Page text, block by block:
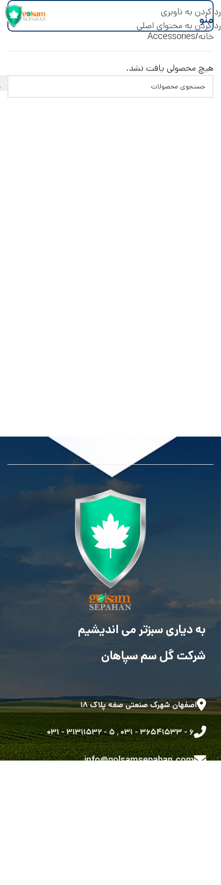
رد کردن به ناوبری
رد کردن به محتوای اصلی
منو
خانه Accessories
هیچ محصولی یافت نشد.
به دیاری سبزتر می اندیشیم
شرکت گل سم سپاهان
اصفهان شهرک صنعتی صفه پلاک ۱۸
۶ - ۳۶۵۴۱۵۳۳ - ۰۳۱ ,۵ - ۳۱۳۱۱۵۳۲ - ۰۳۱
info@golsamsepahan.com